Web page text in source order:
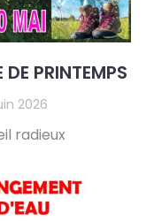
PRINTEMPS
2026
radieux